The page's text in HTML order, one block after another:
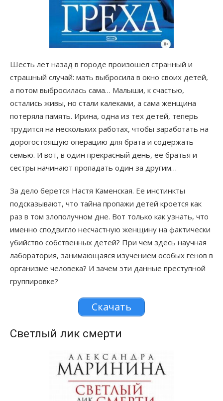
Шесть лет назад в городе произошел странный и
страшный случай: мать выбросила в окно своих детей,
а потом выбросилась сама… Малыши, к счастью,
остались живы, но стали калеками, а сама женщина
потеряла память. Ирина, одна из тех детей, теперь
трудится на нескольких работах, чтобы заработать на
дорогостоящую операцию для брата и содержать
семью. И вот, в один прекрасный день, ее братья и
сестры начинают пропадать один за другим…
За дело берется Настя Каменская. Ее инстинкты
подсказывают, что тайна пропажи детей кроется как
раз в том злополучном дне. Вот только как узнать, что
именно сподвигло несчастную женщину на фактически
убийство собственных детей? При чем здесь научная
лаборатория, занимающаяся изучением особых генов в
организме человека? И зачем эти данные преступной
группировке?
Скачать
Светлый лик смерти